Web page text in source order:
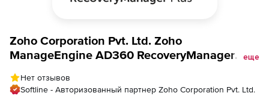
Zoho Corporation Pvt. Ltd. Zoho
ManageEngine AD360 RecoveryManager
Annual), fee for 200000 User Objects
еще
Нет отзывов
Softline - Авторизованный партнер Zoho Corporation Pvt. Ltd.